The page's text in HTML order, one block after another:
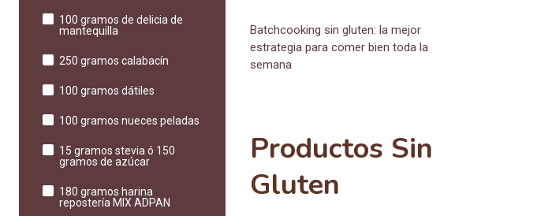
100 gramos de delicia de
mantequilla
250 gramos calabacín
100 gramos dátiles
100 gramos nueces peladas
15 gramos stevia ó 150
gramos de azúcar
180 gramos harina
repostería MIX ADPAN
Batchcooking sin gluten: la mejor
estrategia para comer bien toda la
semana
Productos Sin
Gluten